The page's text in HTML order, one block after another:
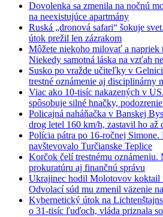
Dovolenka sa zmenila na nočnú
na neexistujúce apartmány
Ruská „dronová safari“ šokuje
útok prežil len zázrakom
Môžete niekoho milovať a
Niekedy samotná láska na vzťah
Susko po vražde učiteľky v
trestné oznámenie aj disciplinárny
Viac ako 10-tisíc nakazených v
spôsobuje silné hnačky,
Policajná naháňačka v Banskej
drog letel 160 km/h, zastavil ho až
Polícia pátra po 16-ročnej
navštevovalo Turčianske Teplice
Korčok čelí trestnému oznámeniu.
prokuratúru aj finančnú správu
Ukrajinec hodil Molotovov koktail
Odvolací súd mu zmenil väzenie
Kybernetický útok na
o 31-tisíc ľuďoch, vláda priznala